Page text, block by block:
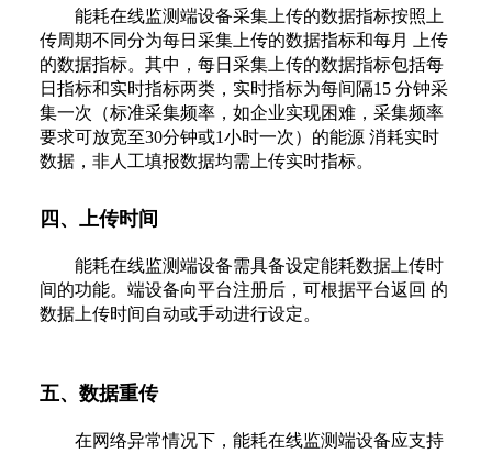
能耗在线监测端设备采集上传的数据指标按照上
传周期不同分为每日采集上传的数据指标和每月 上传
的数据指标。其中，每日采集上传的数据指标包括每
日指标和实时指标两类，实时指标为每间隔15 分钟采
集一次（标准采集频率，如企业实现困难，采集频率
要求可放宽至30分钟或1小时一次）的能源 消耗实时
数据，非人工填报数据均需上传实时指标。
四、上传时间
能耗在线监测端设备需具备设定能耗数据上传时
间的功能。端设备向平台注册后，可根据平台返回 的
数据上传时间自动或手动进行设定。
五、数据重传
在网络异常情况下，能耗在线监测端设备应支持